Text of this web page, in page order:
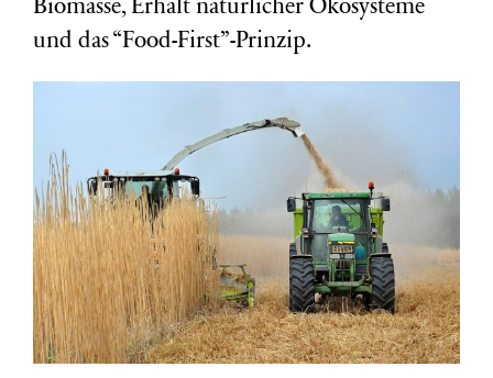
Biomasse, Erhalt natürlicher Ökosysteme
und das “Food-First”-Prinzip.